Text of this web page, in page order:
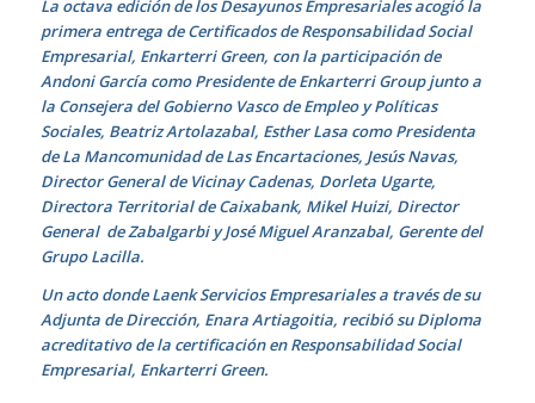
La octava edición de los Desayunos Empresariales acogió la
primera entrega de Certificados de Responsabilidad Social
Empresarial, Enkarterri Green, con la participación de
Andoni García como Presidente de Enkarterri Group junto a
la Consejera del Gobierno Vasco de Empleo y Políticas
Sociales, Beatriz Artolazabal, Esther Lasa como Presidenta
de La Mancomunidad de Las Encartaciones, Jesús Navas,
Director General de Vicinay Cadenas, Dorleta Ugarte,
Directora Territorial de Caixabank, Mikel Huizi, Director
General de Zabalgarbi y José Miguel Aranzabal, Gerente del
Grupo Lacilla.
Un acto donde Laenk Servicios Empresariales a través de su
Adjunta de Dirección, Enara Artiagoitia, recibió su Diploma
acreditativo de la certificación en Responsabilidad Social
Empresarial, Enkarterri Green.